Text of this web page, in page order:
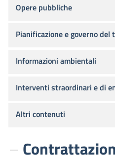
Opere pubbliche
Pianificazione e governo del
Informazioni ambientali
Interventi straordinari e di
Altri contenuti